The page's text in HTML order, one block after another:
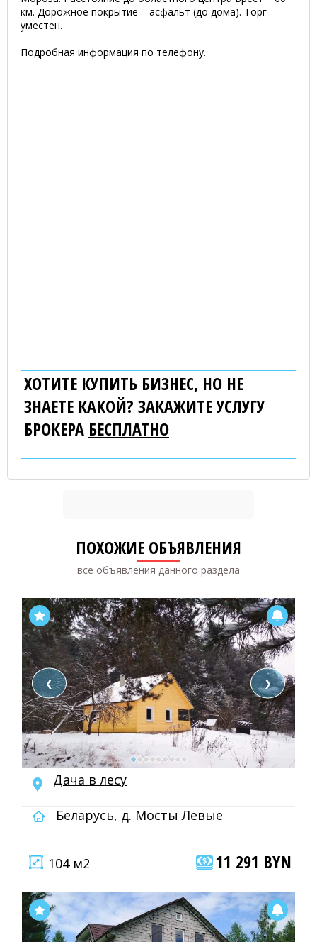
км. Дорожное покрытие – асфальт (до дома). Торг
уместен.
Подробная информация по телефону.
ХОТИТЕ КУПИТЬ БИЗНЕС, НО НЕ
ЗНАЕТЕ КАКОЙ? ЗАКАЖИТЕ УСЛУГУ
БРОКЕРА БЕСПЛАТНО
ПОХОЖИЕ ОБЪЯВЛЕНИЯ
все объявления данного раздела
❮ ❯
Дача в лесу
Беларусь, д. Мосты Левые
104 м2 11 291 BYN